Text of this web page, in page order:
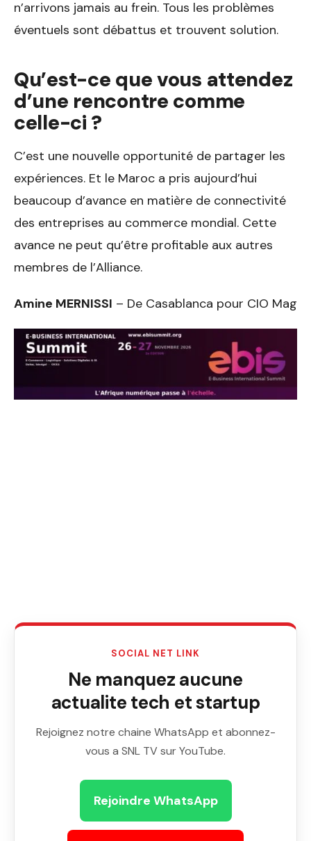
n’arrivons jamais au frein. Tous les problèmes
éventuels sont débattus et trouvent solution.
Qu’est-ce que vous attendez
d’une rencontre comme
celle-ci ?
C’est une nouvelle opportunité de partager les
expériences. Et le Maroc a pris aujourd’hui
beaucoup d’avance en matière de connectivité
des entreprises au commerce mondial. Cette
avance ne peut qu’être profitable aux autres
membres de l’Alliance.
Amine MERNISSI – De Casablanca pour CIO Mag
SOCIAL NET LINK
Ne manquez aucune
actualite tech et startup
Rejoignez notre chaine WhatsApp et abonnez-
vous a SNL TV sur YouTube.
Rejoindre WhatsApp